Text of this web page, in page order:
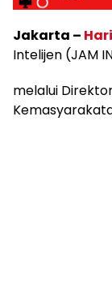
Jakarta –
Intelijen (JAM
melalui